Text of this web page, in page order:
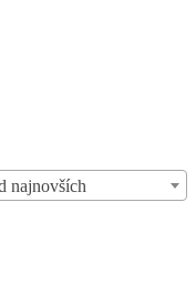
najnovších